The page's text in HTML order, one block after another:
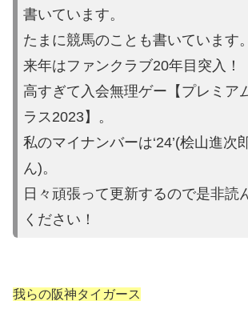
書いています。
たまに競馬のことも書いています。
来年はファンクラブ20年目突入！
高すぎて入会無理ゲー【プレミ ア
ラス2023】。
私のマイナンバーは‘24’(桧山進次
ん)。
日々頑張って更新するので是非読
ください ！
我らの阪神タイガース